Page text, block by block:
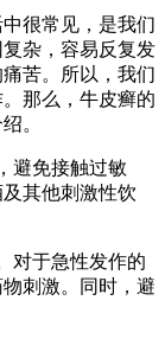
很常见，是我们
杂，容易反复发
苦。所以，我们
那么，牛皮癣的
。
避免接触过敏
其他刺激性饮
对于急性发作的
刺激。同时，避